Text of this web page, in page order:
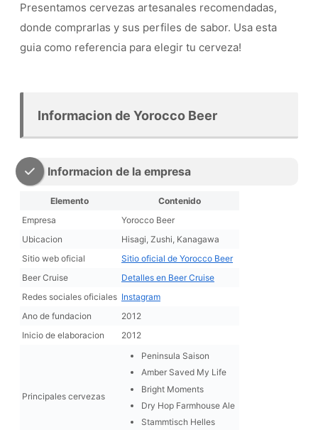
Presentamos cervezas artesanales recomendadas,
donde comprarlas y sus perfiles de sabor. Usa esta
guia como referencia para elegir tu cerveza!
Informacion de Yorocco Beer
Informacion de la empresa
Elemento
Contenido
Empresa
Yorocco Beer
Ubicacion
Hisagi, Zushi, Kanagawa
Sitio web oficial
Sitio oficial de Yorocco Beer
Beer Cruise
Detalles en Beer Cruise
Redes sociales oficiales Instagram
Ano de fundacion
2012
Inicio de elaboracion
2012
Principales cervezas
Peninsula Saison
Amber Saved My Life
Bright Moments
Dry Hop Farmhouse Ale
Stammtisch Helles